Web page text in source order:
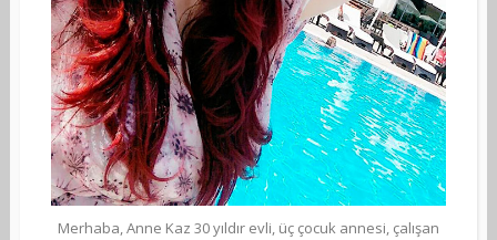
Merhaba, Anne Kaz 30 yıldır evli, üç çocuk annesi, çalışan